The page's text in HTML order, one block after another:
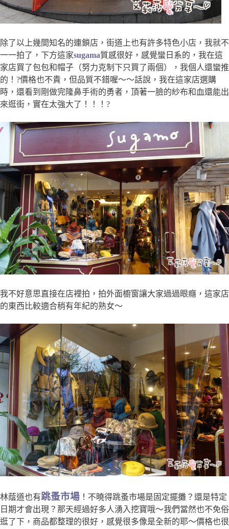
除了以上幾間知名的連鎖店，街道上也有許多特色小店，我就不
一一拍了，下方這家sugama質感很好，感覺蠻日系的，我在這
家店買了包包和帽子（努力克制下只買了兩個），我個人還蠻推
的！?價格也不貴，但品質不錯喔～～話說，我在這家店選購
時，還看到剛做完隆鼻手術的勇者，頂著一臉的紗布和血還能出
來逛街，實在太強大了！！！?
我不好意思直接在店裡拍，拍外面櫥窗讓大家過過眼癮，這家店
的東西比較適合稍有年紀的熟女～
林蔭道也有跳蚤市場 ！不曉得跳蚤市場是固定擺攤？還是特定
日期才會出現？那天經過好多人湧入挖寶哦～我們當然也不免俗
逛了下，商品都整理的很好，感覺很多像是全新的耶～價格也很